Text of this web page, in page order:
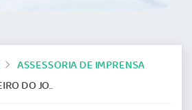
ASSESSORIA DE IMPRENSA
NO PORTAL MÉDICO